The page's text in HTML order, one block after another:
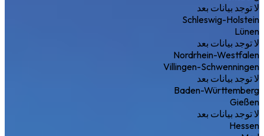
لا توجد بيانات بعد
Schleswig-Holstein
Lünen
لا توجد بيانات بعد
Nordrhein-Westfalen
Villingen-Schwenningen
لا توجد بيانات بعد
Baden-Württemberg
Gießen
لا توجد بيانات بعد
Hessen